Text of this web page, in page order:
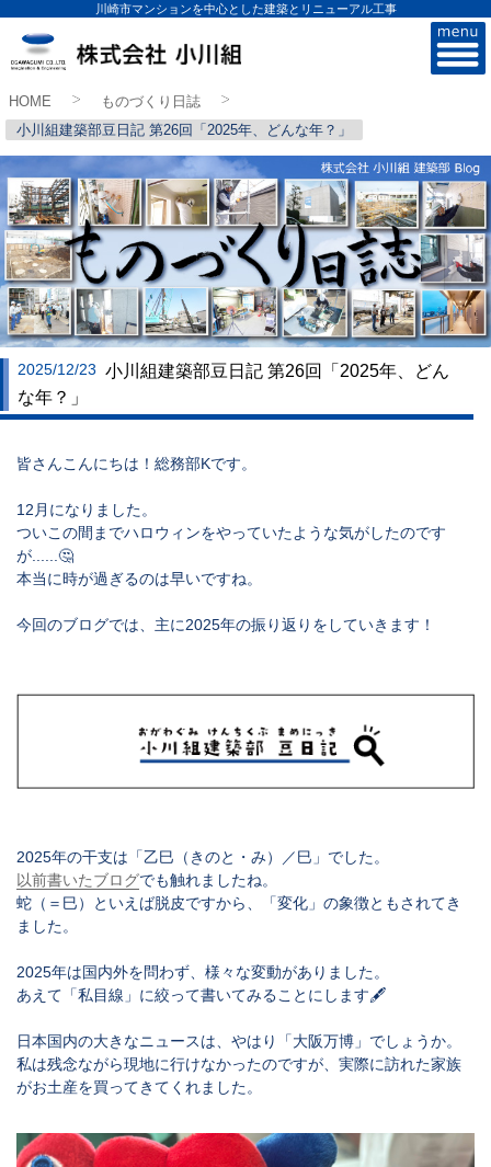
川崎市マンションを中心とした建築とリニューアル工事
HOME >ものづくり日誌
小川組建築部豆日記 第26回「2025年、どんな年？」
2025/12/23 小川組建築部豆日記 第26回「2025年、どん
な年？」
皆さんこんにちは！総務部Kです。
12月になりました。
ついこの間までハロウィンをやっていたような気がしたのです
が......🤔
本当に時が過ぎるのは早いですね。
今回のブログでは、主に2025年の振り返りをしていきます！
2025年の干支は「乙巳（きのと・み）／巳」でした。
以前書いたブログでも触れましたね。
蛇（＝巳）といえば脱皮ですから、「変化」の象徴ともされてき
ました。
2025年は国内外を問わず、様々な変動がありました。
あえて「私目線」に絞って書いてみることにします🖋
日本国内の大きなニュースは、やはり「大阪万博」でしょうか。
私は残念ながら現地に行けなかったのですが、実際に訪れた家族
がお土産を買ってきてくれました。